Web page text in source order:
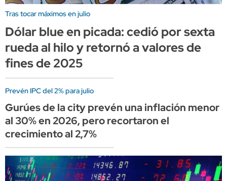
Tras tocar máximos en julio
Dólar blue en picada: cedió por sexta
rueda al hilo y retornó a valores de
fines de 2025
Prevén IPC del 2% para julio
Gurúes de la city prevén una inflación menor
al 30% en 2026, pero recortaron el
crecimiento al 2,7%